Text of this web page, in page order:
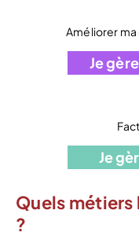
Améliorer
Je
Je
Quels métiers
?